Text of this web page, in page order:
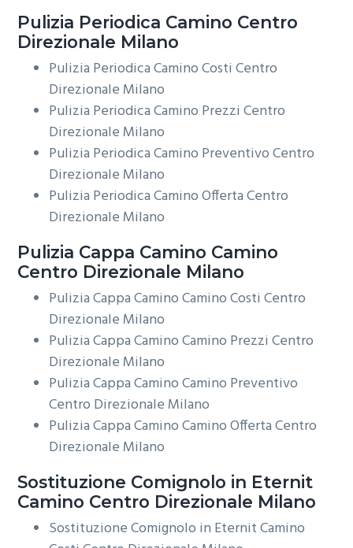
Pulizia Periodica Camino Centro
Direzionale Milano
Pulizia Periodica Camino Costi Centro
Direzionale Milano
Pulizia Periodica Camino Prezzi Centro
Direzionale Milano
Pulizia Periodica Camino Preventivo Centro
Direzionale Milano
Pulizia Periodica Camino Offerta Centro
Direzionale Milano
Pulizia Cappa Camino Camino
Centro Direzionale Milano
Pulizia Cappa Camino Camino Costi Centro
Direzionale Milano
Pulizia Cappa Camino Camino Prezzi Centro
Direzionale Milano
Pulizia Cappa Camino Camino Preventivo
Centro Direzionale Milano
Pulizia Cappa Camino Camino Offerta Centro
Direzionale Milano
Sostituzione Comignolo in Eternit
Camino Centro Direzionale Milano
Sostituzione Comignolo in Eternit Camino